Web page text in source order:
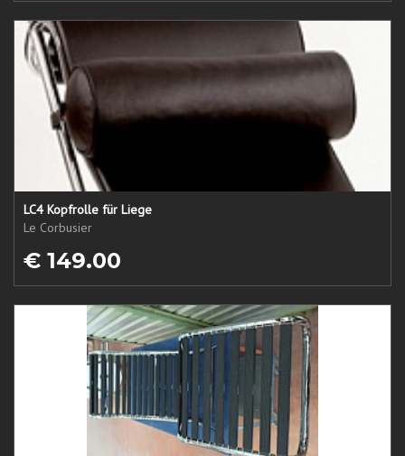
LC4 Kopfrolle für Liege
Le Corbusier
€ 149.00